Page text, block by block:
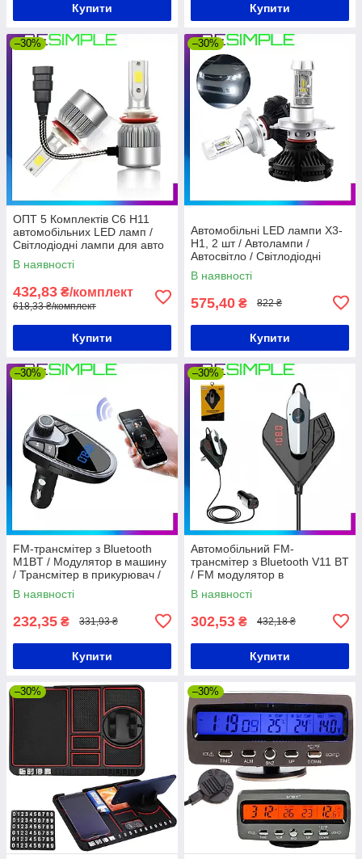
Купити Купити
–30%
ОПТ 5 Комплектів C6 H11
автомобільних LED ламп /
Світлодіодні лампи для авто
В наявності
432,83 ₴/комплект
618,33 ₴/комплект
Купити
–30%
Автомобільні LED лампи X3-
H1, 2 шт / Автолампи /
Автосвітло / Світлодіодні
лампочки / Комплект ламп
В наявності
575,40 ₴ 822 ₴
Купити
–30%
FM-трансмітер з Bluetooth
M1BT / Модулятор в машину
/ Трансмітер в прикурювач /
Бездротовий фм-модулятор
В наявності
232,35 ₴ 331,93 ₴
Купити
–30%
Автомобільний FM-
трансмітер з Bluetooth V11 BT
/ FM модулятор в
прикурювач / Трансмітер в
машину
В наявності
302,53 ₴ 432,18 ₴
Купити
–30% –30%